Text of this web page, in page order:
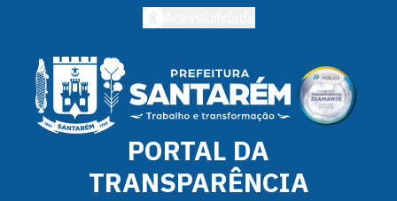
PORTAL DA
TRANSPARÊNCIA